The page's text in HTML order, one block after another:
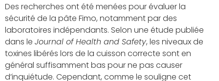
Des recherches ont été menées pour évaluer la
sécurité de la pâte Fimo, notamment par des
laboratoires indépendants. Selon une étude publiée
dans le Journal of Health and Safety, les niveaux de
toxines libérés lors de la cuisson correcte sont en
général suffisamment bas pour ne pas causer
d’inquiétude. Cependant, comme le souligne cet